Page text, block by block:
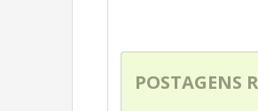
POSTAGENS